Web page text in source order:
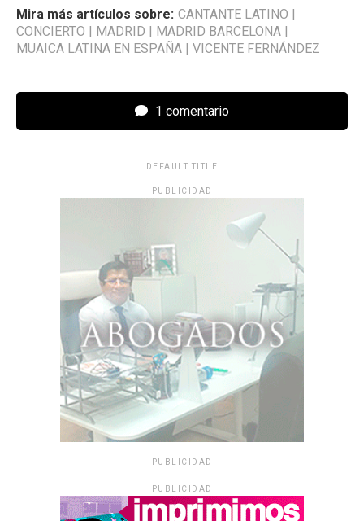
Mira más artículos sobre: CANTANTE LATINO
CONCIERTO
MADRID MADRID BARCELONA
MUAICA LATINA EN ESPAÑA
VICENTE FERNÁNDEZ
1 comentario
DEFAULT TITLE
PUBLICIDAD
PUBLICIDAD
PUBLICIDAD